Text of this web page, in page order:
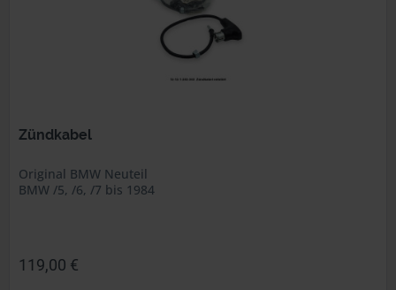
Zündkabel
Original BMW Neuteil
BMW /5, /6, /7 bis 1984
119,00 €